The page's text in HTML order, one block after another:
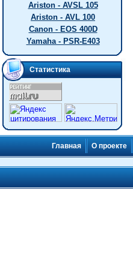
Ariston - AVSL 105
Ariston - AVL 100
Canon - EOS 400D
Yamaha - PSR-E403
Статистика
Главная О проекте